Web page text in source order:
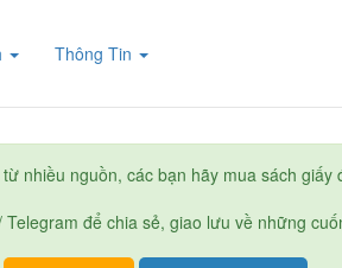
Thông Tin
nhiều nguồn, các bạn hãy mua sách giấy
để chia sẻ, giao lưu về những